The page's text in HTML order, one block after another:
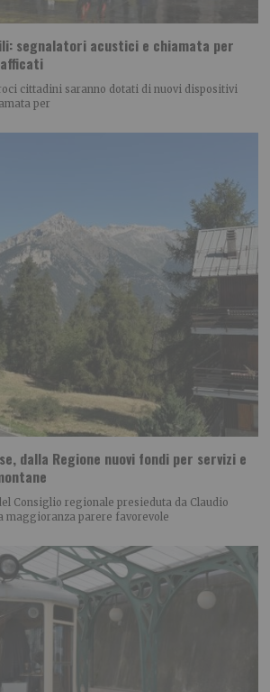
segnalatori acustici e chiamata per
cittadini saranno dotati di nuovi dispositivi
per
dalla Regione nuovi fondi per servizi e
Consiglio regionale presieduta da Claudio
maggioranza parere favorevole